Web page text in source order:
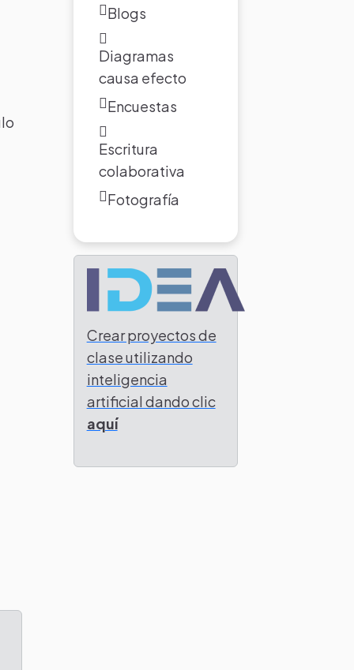
Blogs
Diagramas
causa efecto
Encuestas
Escritura
colaborativa
Fotografía
Crear proyectos de
clase utilizando
inteligencia
artificial dando clic
aquí